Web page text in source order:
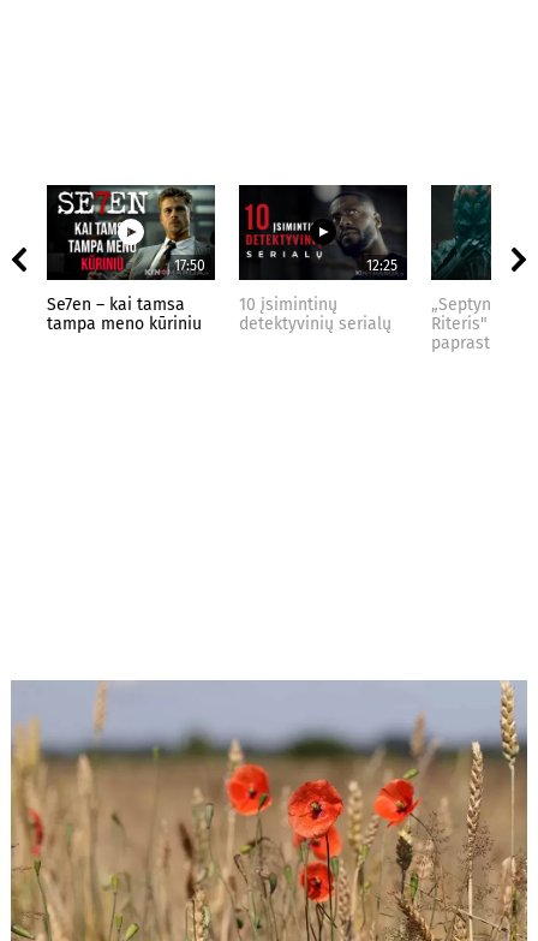
17:50
Se7en – kai tamsa
tampa meno kūriniu
12:25
10 įsimintinų
detektyvinių serialų
„Septynių
Riteris" – kai
paprastumas